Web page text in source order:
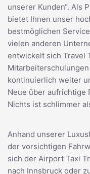
unserer Kunden“. Als
bietet Ihnen unser
bestmöglichen
vielen anderen
entwickelt sich Travel
kontinuierlich weiter
Neue über aufrichtige
Nichts ist schlimmer
Anhand unserer
der vorsichtigen
sich der Airport Taxi
nach Innsbruck oder